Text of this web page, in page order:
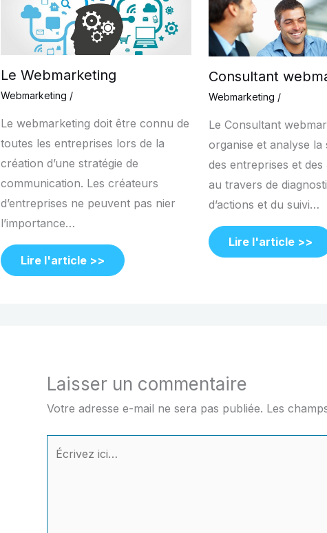
Le Webmarketing
Webmarketing /
Le webmarketing doit être connu de
toutes les entreprises lors de la
création d’une stratégie de
communication. Les créateurs
d’entreprises ne peuvent pas nier
l’importance…
Lire l'article >>
Consultant
Webmarketing /
Le Consultant
organise et analyse la
des entreprises et des
au travers de
d’actions et du suivi…
Lire l'article >>
Laisser un commentaire
Votre adresse e-mail ne sera pas publiée. Les
Écrivez